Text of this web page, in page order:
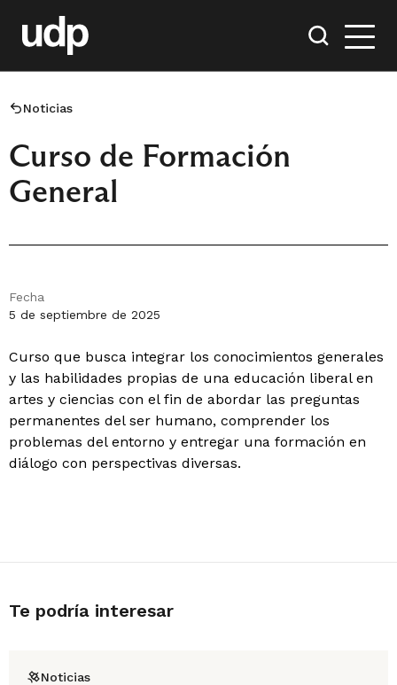
Noticias
Curso de Formación
General
Fecha
5 de septiembre de 2025
Curso que busca integrar los conocimientos generales
y las habilidades propias de una educación liberal en
artes y ciencias con el fin de abordar las preguntas
permanentes del ser humano, comprender los
problemas del entorno y entregar una formación en
diálogo con perspectivas diversas.
Te podría interesar
Noticias